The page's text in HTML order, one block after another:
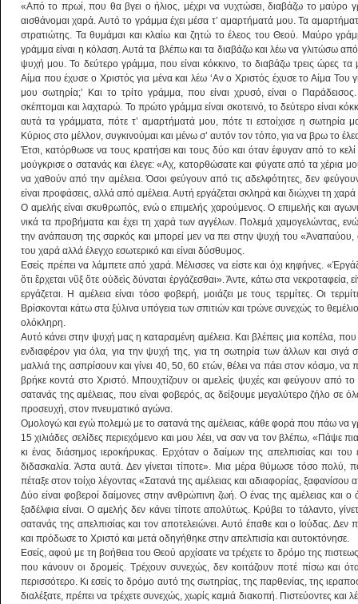
«Από το πρωί, που θα βγει ο ήλιος, μέχρι να νυχτώσει, διαβάζω το μαύρο
αισθάνομαι χαρά. Αυτό το γράμμα έχει μέσα τ’ αμαρτήματά μου. Τα
στρατιώτης. Τα θυμάμαι και κλαίω και ζητώ το έλεος του Θεού. Μαύρο
γράμμα είναι η κόλαση. Αυτά τα βλέπω και τα διαβάζω και λέω να γλιτώσω
ψυχή μου. Το δεύτερο γράμμα, που είναι κόκκινο, το διαβάζω τρεις ώρες
Αίμα που έχυσε ο Χριστός για μένα και λέω ‘Αν ο Χριστός έχυσε το Αίμα Του
μου σωτηρία;’ Και το τρίτο γράμμα, που είναι χρυσό, είναι ο
σκέπτομαι και λαχταρώ. Το πρώτο γράμμα είναι σκοτεινό, το δεύτερο είναι
αυτά τα γράμματα, πότε τ’ αμαρτήματά μου, πότε τι εστοίχισε η σωτηρία
Κύριος στο μέλλον, συγκινούμαι και μένω σ’ αυτόν τον τόπο, για να βρω το
Έτσι, κατόρθωσε να τους κρατήσει και τους δύο και όταν έφυγαν από το
μούγκρισε ο σατανάς και έλεγε: «Αχ, κατορθώσατε και φύγατε από τα χέρια
να χαθούν από την αμέλεια. Όσοι φεύγουν από τις αδελφότητες, δεν
είναι προφάσεις, αλλά από αμέλεια. Αυτή εργάζεται σκληρά και διώχνει τη
Ο αμελής είναι σκυθρωπός, ενώ ο επιμελής χαρούμενος. Ο επιμελής και
νικά τα προβήματα και έχει τη χαρά των αγγέλων. Πολεμά χαμογελώντας,
την ανάπαυση της σαρκός και μπορεί μεν να πει στην ψυχή του «Ἀναπαύου,
του χαρά αλλά έλεγχο εσωτερικό και είναι δύσθυμος.
Εσείς πρέπει να λάμπετε από χαρά. Μέλισσες να είστε και όχι κηφήνες.
ὅτι ἔρχεται νῦξ ὅτε οὐδεὶς δύναται ἐργάζεσθαι». Άντε, κάτω στα νεκροταφεία,
εργάζεται. Η αμέλεια είναι τόσο φοβερή, μοιάζει με τους τερμίτες. Οι
Βρίσκονται κάτω στα ξύλινα υπόγεια των σπιτιών και τρώνε συνεχώς το
ολόκληρη.
Αυτό κάνει στην ψυχή μας η καταραμένη αμέλεια. Και βλέπεις μια κοπέλα, που
ενδιαφέρον για όλα, για την ψυχή της, για τη σωτηρία των άλλων και σιγά
μαλλιά της ασπρίσουν και γίνει 40, 50, 60 ετών, θέλει να πάει στον κόσμο, να
βρήκε κοντά στο Χριστό. Μπουχτίζουν οι αμελείς ψυχές και φεύγουν από
σατανάς της αμέλειας, που είναι φοβερός, ας δείξουμε μεγαλύτερο ζήλο σε
προσευχή, στον πνευματικό αγώνα.
Ομολογώ και εγώ πολεμώ με το σατανά της αμέλειας, κάθε φορά που πάω
15 χιλιάδες σελίδες περιεχόμενο και μου λέει, να σαν να τον βλέπω, «Πάψε
κι ένας διάσημος ιεροκήρυκας. Ερχόταν ο δαίμων της απελπισίας και
διδασκαλία. Άστα αυτά. Δεν γίνεται τίποτε». Μια μέρα θύμωσε τόσο πολύ,
πέταξε στον τοίχο λέγοντας «Σατανά της αμέλειας και αδιαφορίας,
Δύο είναι φοβεροί δαίμονες στην ανθρώπινη ζωή. Ο ένας της αμέλειας και ο
ξαδέλφια είναι. Ο αμελής δεν κάνει τίποτε απολύτως. Κρύβει το τάλαντο,
σατανάς της απελπισίας και τον αποτελειώνει. Αυτό έπαθε και ο Ιούδας. Δεν
και πρόδωσε το Χριστό και μετά οδηγήθηκε στην απελπισία και αυτοκτόνησε.
Εσείς, αφού με τη βοήθεια του Θεού αρχίσατε να τρέχετε το δρόμο της
που κάνουν οι δρομείς. Τρέχουν συνεχώς, δεν κοιτάζουν ποτέ πίσω και
περισσότερο. Κι εσείς το δρόμο αυτό της σωτηρίας, της παρθενίας, της
διαλέξατε, πρέπει να τρέχετε συνεχώς, χωρίς καμιά διακοπή. Πιστεύοντες και